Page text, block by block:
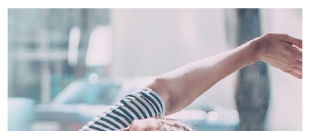
新西兰 预计送达日期8/8/26
挪威 预计送达日期
阿曼 预计送达日期